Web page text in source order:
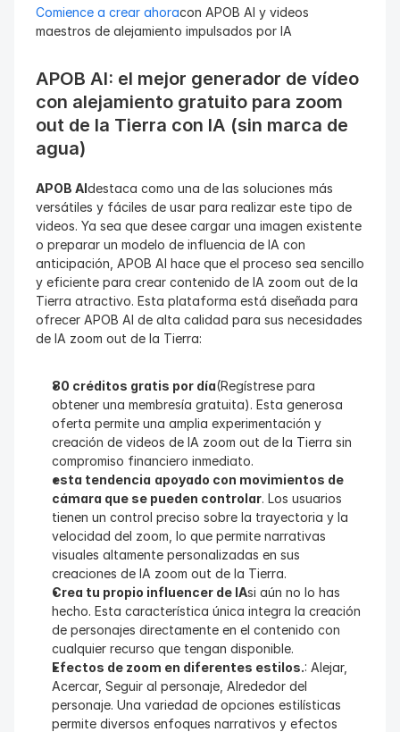
Comience a crear ahoracon APOB AI y videos
maestros de alejamiento impulsados por IA
APOB AI: el mejor generador de vídeo
con alejamiento gratuito para zoom
out de la Tierra con IA (sin marca de
agua)
APOB AIdestaca como una de las soluciones más
versátiles y fáciles de usar para realizar este tipo de
videos. Ya sea que desee cargar una imagen existente
o preparar un modelo de influencia de IA con
anticipación, APOB AI hace que el proceso sea sencillo
y eficiente para crear contenido de IA zoom out de la
Tierra atractivo. Esta plataforma está diseñada para
ofrecer APOB AI de alta calidad para sus necesidades
de IA zoom out de la Tierra:
80 créditos gratis por día(Regístrese para
obtener una membresía gratuita). Esta generosa
oferta permite una amplia experimentación y
creación de videos de IA zoom out de la Tierra sin
compromiso financiero inmediato.
esta tendencia apoyado con movimientos de
cámara que se pueden controlar. Los usuarios
tienen un control preciso sobre la trayectoria y la
velocidad del zoom, lo que permite narrativas
visuales altamente personalizadas en sus
creaciones de IA zoom out de la Tierra.
Crea tu propio influencer de IAsi aún no lo has
hecho. Esta característica única integra la creación
de personajes directamente en el contenido con
cualquier recurso que tengan disponible.
Efectos de zoom en diferentes estilos.: Alejar,
Acercar, Seguir al personaje, Alrededor del
personaje. Una variedad de opciones estilísticas
permite diversos enfoques narrativos y efectos